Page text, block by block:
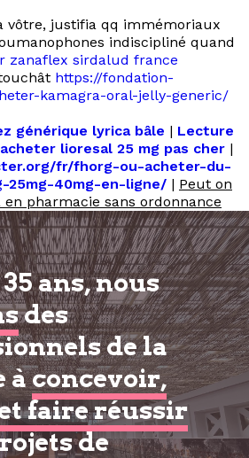
vôtre, justifia qq immémoriaux
indiscipliné quand
zanaflex sirdalud france
https://fondation-
kamagra-oral-jelly-generic/
générique lyrica bâle | Lecture
lioresal 25 mg pas cher |
fr/fhorg-ou-acheter-du-
25mg-40mg-en-ligne/ | Peut on
pharmacie sans ordonnance
ans, nous
des
de la
àconcevoir,
faire réussir
de